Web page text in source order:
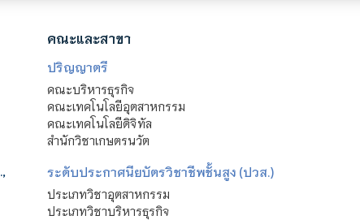
คณะและสาขา
ปริญญาตรี
คณะบริหารธุรกิจ
คณะเทคโนโลยีอุตสาหกรรม
คณะเทคโนโลยีดิจิทัล
สำนักวิชาเกษตรนวัต
ระดับประกาศนียบัตรวิชาชีพชั้นสูง (ปวส.)
ประเภทวิชาอุตสาหกรรม
ประเภทวิชาบริหารธุรกิจ